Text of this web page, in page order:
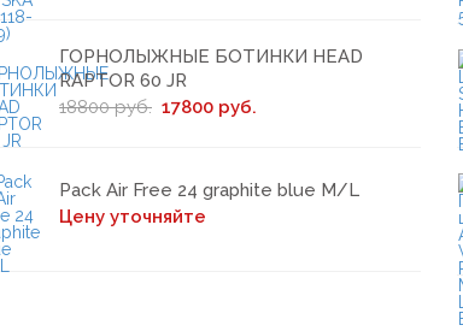
ГОРНОЛЫЖНЫЕ БОТИНКИ HEAD
RAPTOR 60 JR
18800 руб. 17800 руб.
Pack Air Free 24 graphite blue M/L
Цену уточняйте